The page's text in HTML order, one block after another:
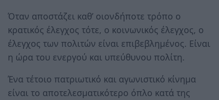
Όταν αποστάζει καθ’ οιονδήποτε τρόπο ο
κρατικός έλεγχος τότε, ο κοινωνικός έλεγχος, ο
έλεγχος των πολιτών είναι επιβεβλημένος. Είναι
η ώρα του ενεργού και υπεύθυνου πολίτη.
Ένα τέτοιο πατριωτικό και αγωνιστικό κίνημα
είναι το αποτελεσματικότερο όπλο κατά της